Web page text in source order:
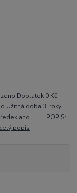
Doplatek 0 Kč
Užitná doba 3 roky
ano POPIS:
celý popis